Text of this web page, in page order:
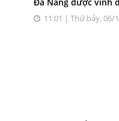
11:01 | Thứ bảy, 06/